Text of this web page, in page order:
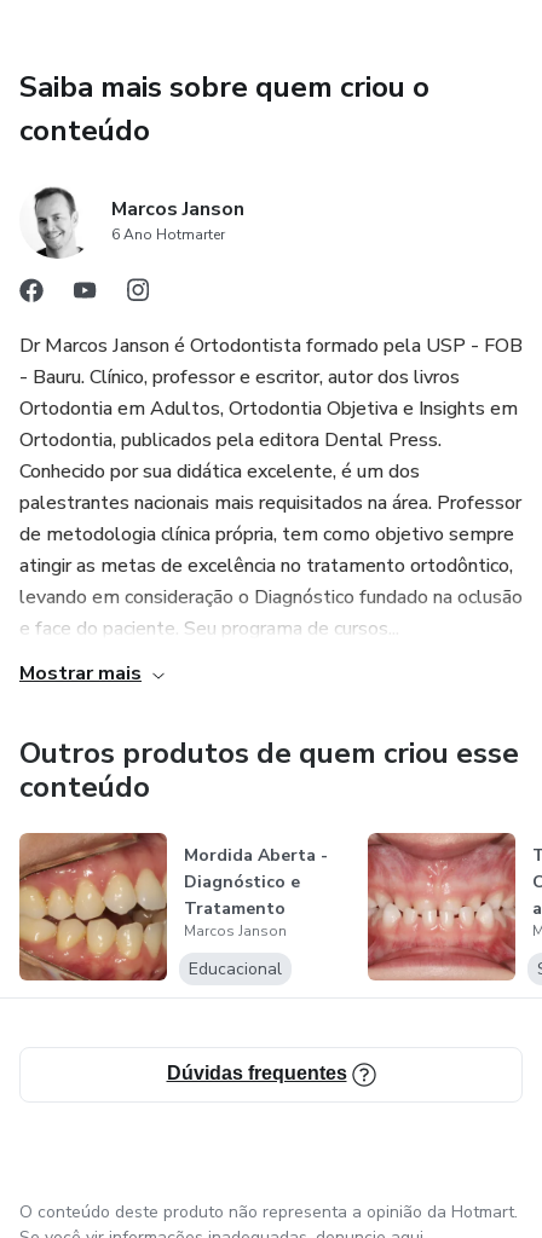
Saiba mais sobre quem criou o
conteúdo
Marcos Janson
6 Ano Hotmarter
Dr Marcos Janson é Ortodontista formado pela USP - FOB
- Bauru. Clínico, professor e escritor, autor dos livros
Ortodontia em Adultos, Ortodontia Objetiva e Insights em
Ortodontia, publicados pela editora Dental Press.
Conhecido por sua didática excelente, é um dos
palestrantes nacionais mais requisitados na área. Professor
de metodologia clínica própria, tem como objetivo sempre
atingir as metas de excelência no tratamento ortodôntico,
levando em consideração o Diagnóstico fundado na oclusão
e face do paciente. Seu programa de cursos...
Mostrar mais
Outros produtos de quem criou esse
conteúdo
Mordida Aberta -
Diagnóstico e
Tratamento
Marcos Janson
Educacional
Dúvidas frequentes
O conteúdo deste produto não representa a opinião da Hotmart.